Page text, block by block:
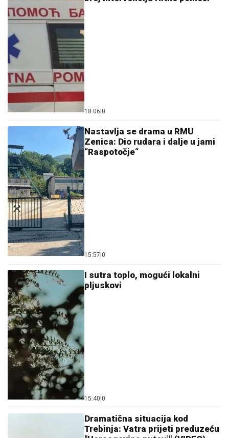
18:06 0
Nastavlja se drama u RMU
Zenica: Dio rudara i dalje u jami
“Raspotočje“
15:57 0
I sutra toplo, mogući lokalni
pljuskovi
15:40 0
Dramatična situacija kod
Trebinja: Vatra prijeti preduzeću